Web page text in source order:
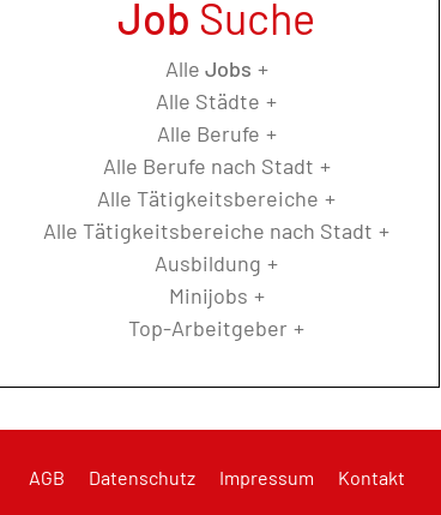
Job Suche
Alle Jobs
Alle Städte
Alle Berufe
Alle Berufe nach Stadt
Alle Tätigkeitsbereiche
Alle Tätigkeitsbereiche nach Stadt
Ausbildung
Minijobs
Top-Arbeitgeber
AGB Datenschutz Impressum Kontakt